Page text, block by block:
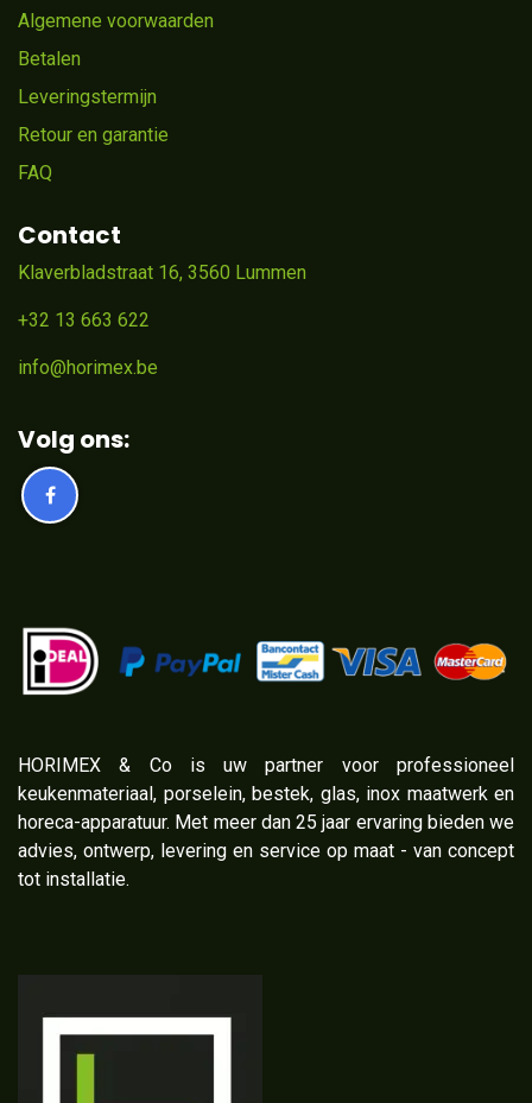
Algemene voorwaarden
Betalen
Leveringstermijn
Retour en garantie
FAQ
Contact
Klaverbladstraat 16, 3560 Lummen
+32 13 663 622
info@horimex.be
Volg ons:
​HORIMEX & Co is uw partner voor professioneel
keukenmateriaal, porselein, bestek, glas, inox maatwerk en
horeca-apparatuur. Met meer dan 25 jaar ervaring bieden we
advies, ontwerp, levering en service op maat - van concept
tot installatie.